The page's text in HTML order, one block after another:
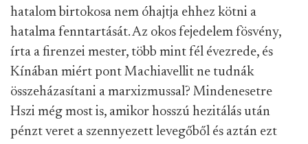
hatalom birtokosa nem óhajtja ehhez kötni a
hatalma fenntartását. Az okos fejedelem fösvény,
írta a firenzei mester, több mint fél évezrede, és
Kínában miért pont Machiavellit ne tudnák
összeházasítani a marxizmussal? Mindenesetre
Hszi még most is, amikor hosszú hezitálás után
pénzt veret a szennyezett levegőből és aztán ezt